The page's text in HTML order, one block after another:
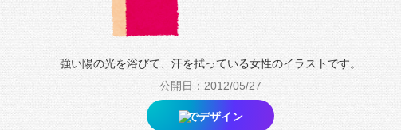
強い陽の光を浴びて、汗を拭っている女性のイラストです。
公開日：2012/05/27
でデザイン